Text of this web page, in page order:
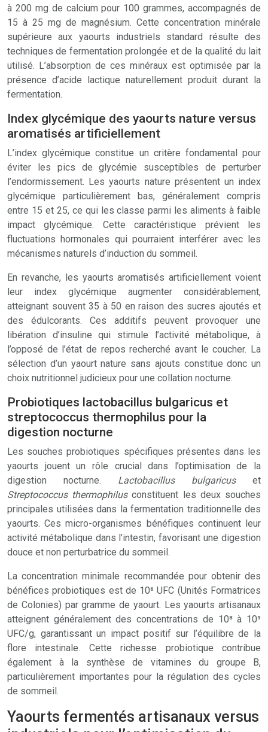
à 200 mg de calcium pour 100 grammes, accompagnés de
15 à 25 mg de magnésium. Cette concentration minérale
supérieure aux yaourts industriels standard résulte des
techniques de fermentation prolongée et de la qualité du lait
utilisé. L’absorption de ces minéraux est optimisée par la
présence d’acide lactique naturellement produit durant la
fermentation.
Index glycémique des yaourts nature versus
aromatisés artificiellement
L’index glycémique constitue un critère fondamental pour
éviter les pics de glycémie susceptibles de perturber
l’endormissement. Les yaourts nature présentent un index
glycémique particulièrement bas, généralement compris
entre 15 et 25, ce qui les classe parmi les aliments à faible
impact glycémique. Cette caractéristique prévient les
fluctuations hormonales qui pourraient interférer avec les
mécanismes naturels d’induction du sommeil.
En revanche, les yaourts aromatisés artificiellement voient
leur index glycémique augmenter considérablement,
atteignant souvent 35 à 50 en raison des sucres ajoutés et
des édulcorants. Ces additifs peuvent provoquer une
libération d’insuline qui stimule l’activité métabolique, à
l’opposé de l’état de repos recherché avant le coucher. La
sélection d’un yaourt nature sans ajouts constitue donc un
choix nutritionnel judicieux pour une collation nocturne.
Probiotiques lactobacillus bulgaricus et
streptococcus thermophilus pour la
digestion nocturne
Les souches probiotiques spécifiques présentes dans les
yaourts jouent un rôle crucial dans l’optimisation de la
digestion nocturne. Lactobacillus bulgaricus et
Streptococcus thermophilusconstituent les deux souches
principales utilisées dans la fermentation traditionnelle des
yaourts. Ces micro-organismes bénéfiques continuent leur
activité métabolique dans l’intestin, favorisant une digestion
douce et non perturbatrice du sommeil.
La concentration minimale recommandée pour obtenir des
bénéfices probiotiques est de 10⁶ UFC (Unités Formatrices
de Colonies) par gramme de yaourt. Les yaourts artisanaux
atteignent généralement des concentrations de 10⁸ à 10⁹
UFC/g, garantissant un impact positif sur l’équilibre de la
flore intestinale. Cette richesse probiotique contribue
également à la synthèse de vitamines du groupe B,
particulièrement importantes pour la régulation des cycles
de sommeil.
Yaourts fermentés artisanaux versus